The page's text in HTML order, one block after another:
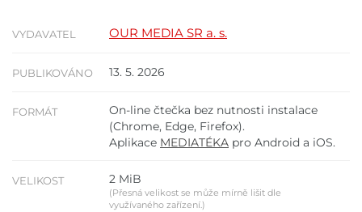
VYDAVATEL OUR MEDIA SR a. s.
PUBLIKOVÁNO 13. 5. 2026
FORMÁT
On-line čtečka bez nutnosti instalace
(Chrome, Edge, Firefox).
Aplikace MEDIATÉKA pro Android a iOS.
VELIKOST 2 MiB
(Přesná velikost se může mírně lišit dle
využívaného zařízení.)